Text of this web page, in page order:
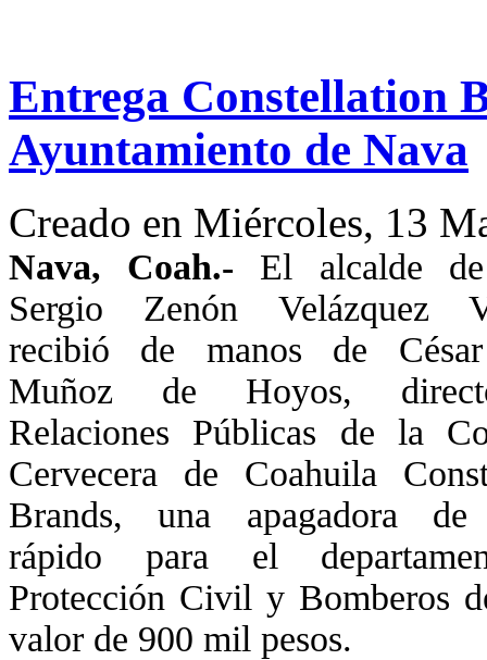
Entrega Constellation
Ayuntamiento de Nava
Creado en Miércoles, 13
Nava, Coah.- El alcalde
Sergio Zenón Velázquez
recibió de manos de
Muñoz de Hoyos,
Relaciones Públicas de la
Cervecera de Coahuila
Brands, una apagadora de
rápido para el
Protección Civil y Bomberos
valor de 900 mil pesos.